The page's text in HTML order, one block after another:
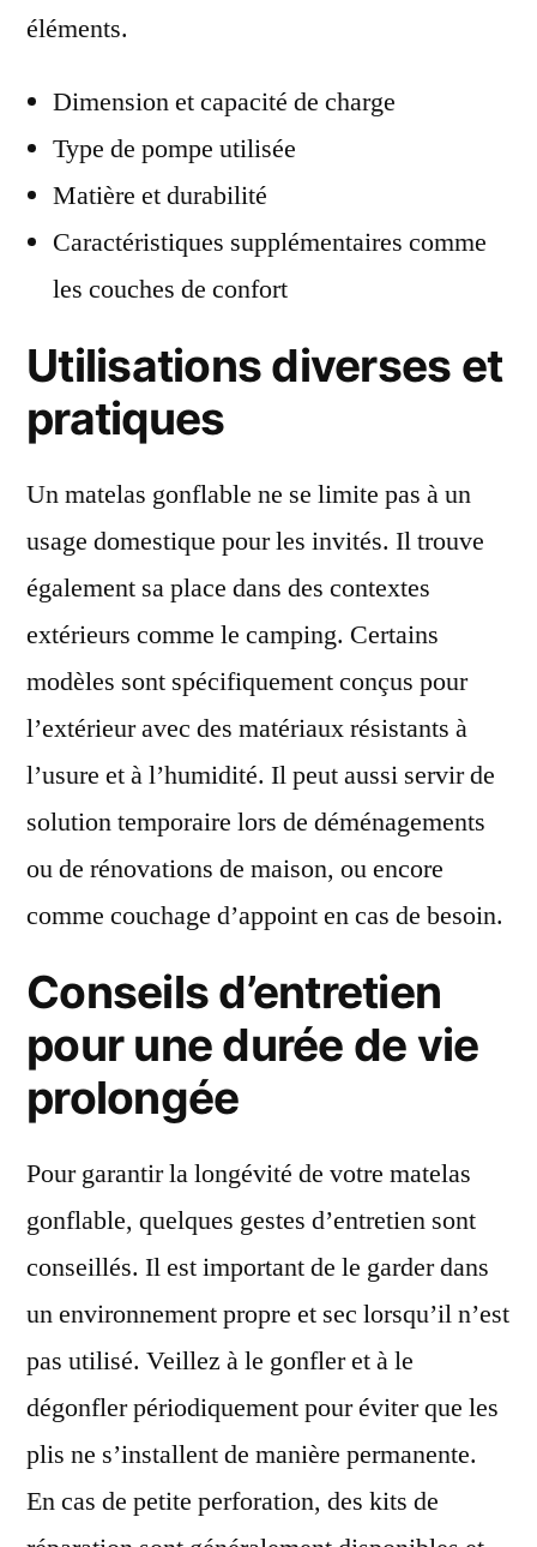
éléments.
Dimension et capacité de charge
Type de pompe utilisée
Matière et durabilité
Caractéristiques supplémentaires comme
les couches de confort
Utilisations diverses et
pratiques
Un matelas gonflable ne se limite pas à un
usage domestique pour les invités. Il trouve
également sa place dans des contextes
extérieurs comme le camping. Certains
modèles sont spécifiquement conçus pour
l’extérieur avec des matériaux résistants à
l’usure et à l’humidité. Il peut aussi servir de
solution temporaire lors de déménagements
ou de rénovations de maison, ou encore
comme couchage d’appoint en cas de besoin.
Conseils d’entretien
pour une durée de vie
prolongée
Pour garantir la longévité de votre matelas
gonflable, quelques gestes d’entretien sont
conseillés. Il est important de le garder dans
un environnement propre et sec lorsqu’il n’est
pas utilisé. Veillez à le gonfler et à le
dégonfler périodiquement pour éviter que les
plis ne s’installent de manière permanente.
En cas de petite perforation, des kits de